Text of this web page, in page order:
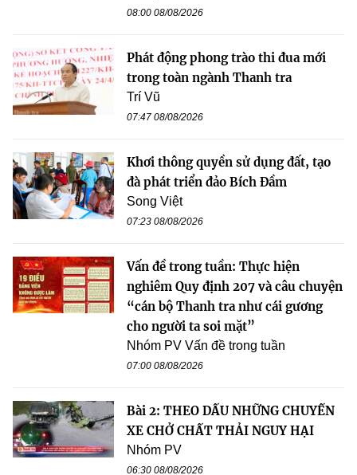
08:00 08/08/2026
Phát động phong trào thi đua mới
trong toàn ngành Thanh tra
Trí Vũ
07:47 08/08/2026
Khơi thông quyền sử dụng đất, tạo
đà phát triển đảo Bích Đầm
Song Việt
07:23 08/08/2026
Vấn đề trong tuần: Thực hiện
nghiêm Quy định 207 và câu chuyện
“cán bộ Thanh tra như cái gương
cho người ta soi mặt”
Nhóm PV Vấn đề trong tuần
07:00 08/08/2026
Bài 2: THEO DẤU NHỮNG CHUYẾN
XE CHỞ CHẤT THẢI NGUY HẠI
Nhóm PV
06:30 08/08/2026